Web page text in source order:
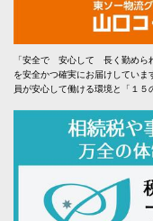
「安全で 安心して 長く勤めら
を安全かつ確実にお届けしてい
員が安心して働ける環境と「１５